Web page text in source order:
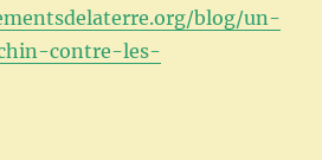
blog/un-
contre-les-